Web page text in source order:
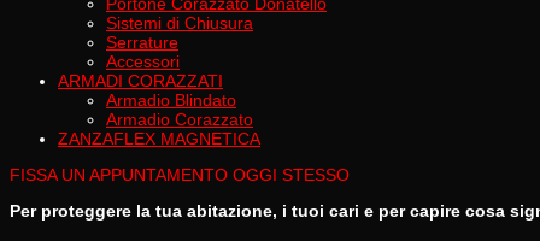
Sistemi di Chiusura
Serrature
Accessori
ARMADI CORAZZATI
Armadio Blindato
Armadio Corazzato
ZANZAFLEX MAGNETICA
FISSA UN APPUNTAMENTO OGGI STESSO
Per proteggere la tua abitazione, i tuoi cari e per capire cosa